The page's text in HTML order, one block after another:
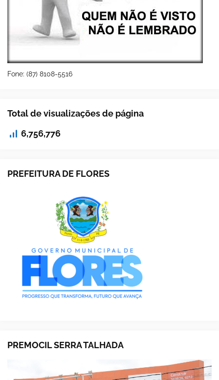
Fone: (87) 8108-5516
Total de visualizações de página
6,756,776
PREFEITURA DE FLORES
PREMOCIL SERRA TALHADA